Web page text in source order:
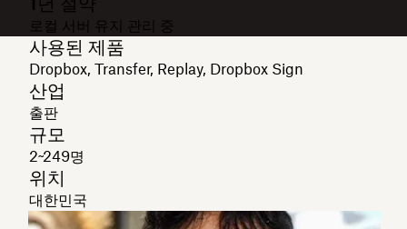
로컬 서버 유지 관리 중
사용된 제품
Dropbox, Transfer, Replay, Dropbox Sign
산업
출판
규모
2~249명
위치
대한민국